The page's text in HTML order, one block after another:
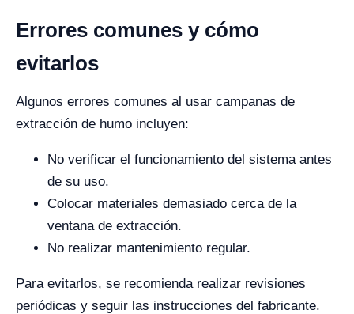
Errores comunes y cómo
evitarlos
Algunos errores comunes al usar campanas de
extracción de humo incluyen:
No verificar el funcionamiento del sistema antes
de su uso.
Colocar materiales demasiado cerca de la
ventana de extracción.
No realizar mantenimiento regular.
Para evitarlos, se recomienda realizar revisiones
periódicas y seguir las instrucciones del fabricante.